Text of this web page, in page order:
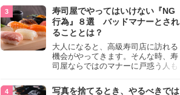
けても大丈夫」というサインが関係
しています。よく選ばれる人の特徴
や、英語が苦手でも焦らない対処
法、自分を守るための注意点を詳し
く解説します。
寿司屋でやってはいけない『NG
行為』８選 バッドマナーとされ
ることとは？
大人になると、高級寿司店に訪れる
機会がやってきます。そんな時、寿
司屋ならではのマナーに戸惑う人も
らためて寿司屋でやってはいけない
写真を捨てるとき、やるべきでは